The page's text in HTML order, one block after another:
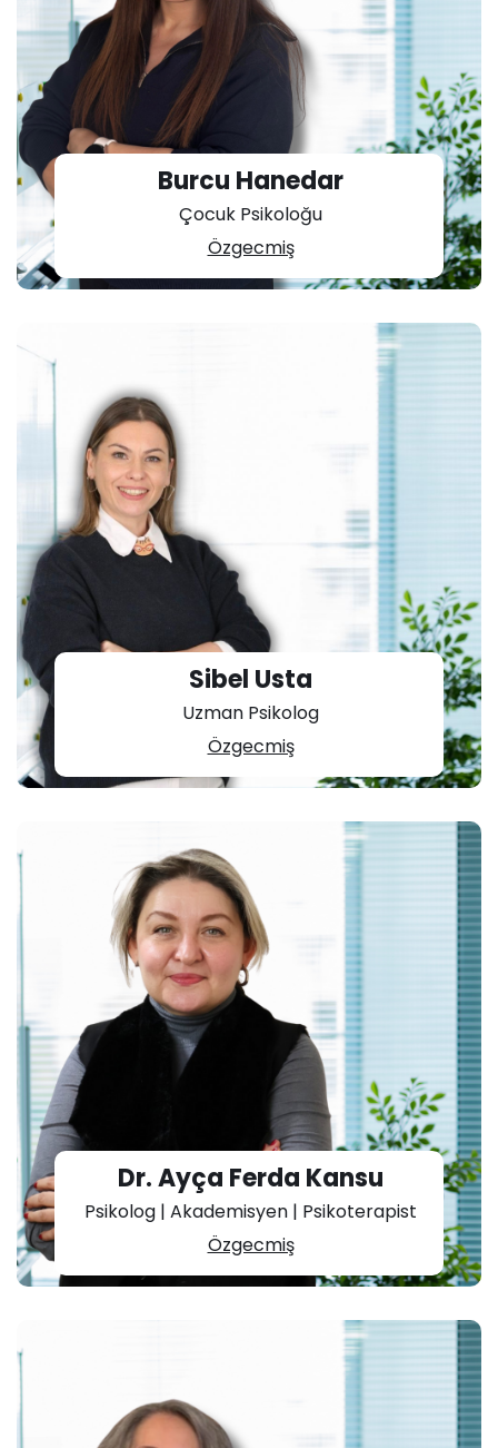
Burcu Hanedar
Çocuk Psikoloğu
Özgecmiş
Sibel Usta
Uzman Psikolog
Özgecmiş
Dr. Ayça Ferda Kansu
Psikolog | Akademisyen | Psikoterapist
Özgecmiş